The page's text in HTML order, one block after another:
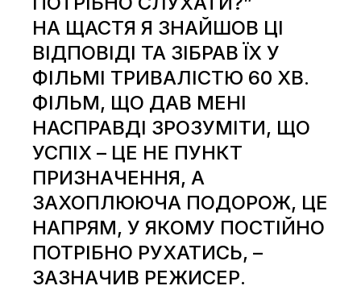
НА ЩАСТЯ Я ЗНАЙШОВ ЦІ
ВІДПОВІДІ ТА ЗІБРАВ ЇХ У
ФІЛЬМІ ТРИВАЛІСТЮ 60 ХВ.
ФІЛЬМ, ЩО ДАВ МЕНІ
НАСПРАВДІ ЗРОЗУМІТИ, ЩО
УСПІХ – ЦЕ НЕ ПУНКТ
ПРИЗНАЧЕННЯ, А
ЗАХОПЛЮЮЧА ПОДОРОЖ, ЦЕ
НАПРЯМ, У ЯКОМУ ПОСТІЙНО
ПОТРІБНО РУХАТИСЬ, –
ЗАЗНАЧИВ РЕЖИСЕР.